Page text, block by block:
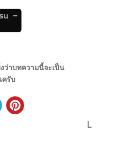
ว่าบทความนี้จะเป็น
ครับ
L